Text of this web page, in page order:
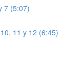
7 (5:07)
11 y 12 (6:45)